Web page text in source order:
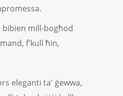
bibien mill-bogħod
f'kull ħin,
eleganti ta' ġewwa,